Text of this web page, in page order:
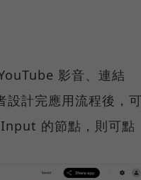
影音、連結
計完應用流程後，
的節點，則可點